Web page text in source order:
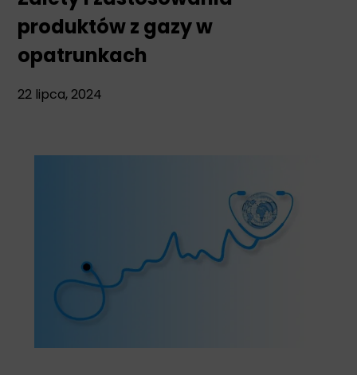
produktów z gazy w
opatrunkach
22 lipca, 2024